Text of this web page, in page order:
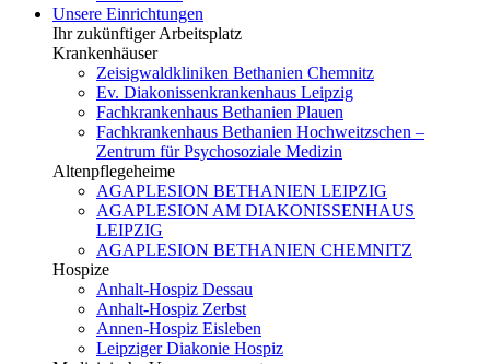
Unsere Einrichtungen
Ihr zukünftiger Arbeitsplatz
Krankenhäuser
Zeisigwaldkliniken Bethanien Chemnitz
Ev. Diakonissenkrankenhaus Leipzig
Fachkrankenhaus Bethanien Plauen
Fachkrankenhaus Bethanien Hochweitzschen –
Zentrum für Psychosoziale Medizin
Altenpflegeheime
AGAPLESION BETHANIEN LEIPZIG
AGAPLESION AM DIAKONISSENHAUS
LEIPZIG
AGAPLESION BETHANIEN CHEMNITZ
Hospize
Anhalt-Hospiz Dessau
Anhalt-Hospiz Zerbst
Annen-Hospiz Eisleben
Leipziger Diakonie Hospiz